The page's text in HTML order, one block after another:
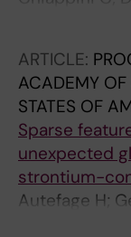
ARTICLE:
ACADEMY OF
STATES OF
Sparse
unexpected
strontium-
Autefage H;
Hedegaard